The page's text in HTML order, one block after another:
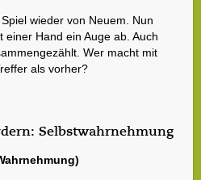
wieder von Neuem. Nun
Hand ein Auge ab. Auch
Wer macht mit
als vorher?
Selbstwahrnehmung